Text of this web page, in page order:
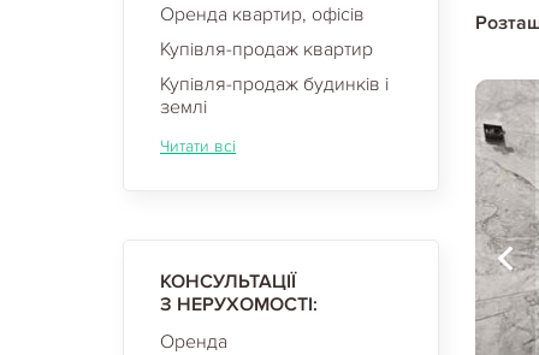
Оренда квартир, офісів
Купівля-продаж квартир
Купівля-продаж будинків і
землі
Читати всі
КОНСУЛЬТАЦІЇ
З НЕРУХОМОСТІ:
Оренда